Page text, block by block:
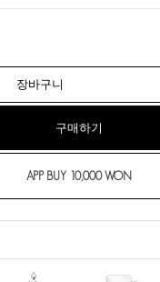
장바구니
구매하기